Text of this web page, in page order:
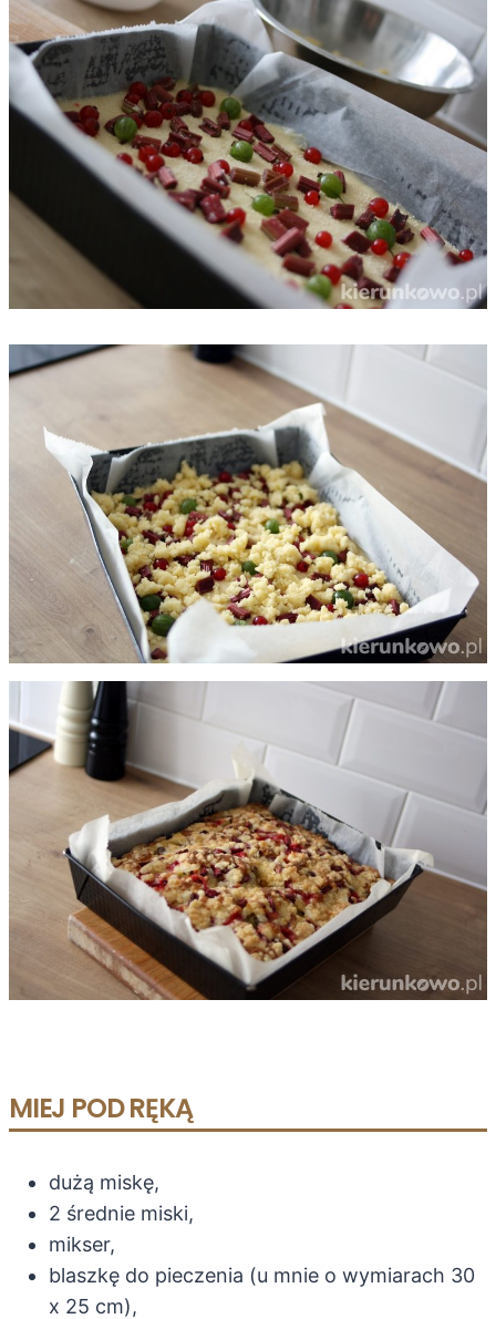
MIEJ POD RĘKĄ
dużą miskę,
2 średnie miski,
mikser,
blaszkę do pieczenia (u mnie o wymiarach 30
x 25 cm),